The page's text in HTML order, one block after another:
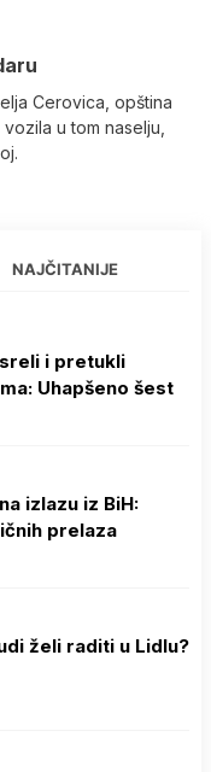
Cerovica, opština
u tom naselju,
NAJČITANIJE
i pretukli
Uhapšeno šest
izlazu iz BiH:
prelaza
želi raditi u Lidlu?